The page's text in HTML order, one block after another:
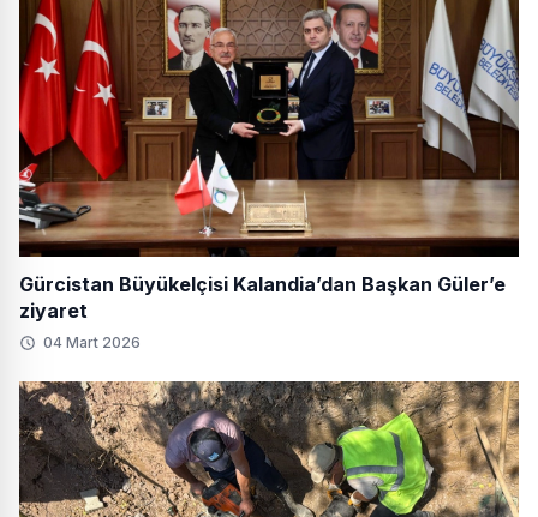
Gürcistan Büyükelçisi Kalandia’dan Başkan Güler’e
ziyaret
04 Mart 2026